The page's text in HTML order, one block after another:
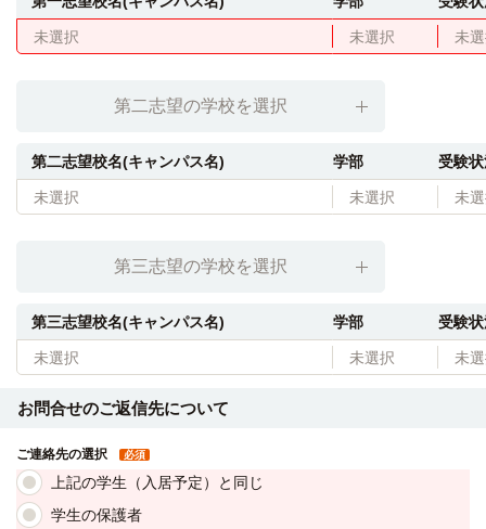
未選択 未選択 未
第二志望の学校を選択
第二志望校名(キャンパス名) 学部 受験
未選択 未選択 未
第三志望の学校を選択
第三志望校名(キャンパス名) 学部 受験
未選択 未選択 未
お問合せのご返信先について
ご連絡先の選択 必須
上記の学生（入居予定）と同じ
学生の保護者